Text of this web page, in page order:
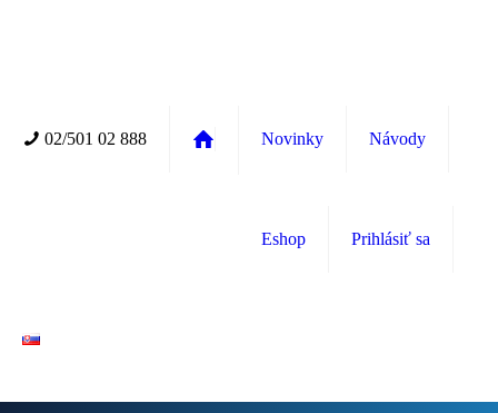
02/501 02 888 Novinky Návody
Eshop Prihlásiť sa